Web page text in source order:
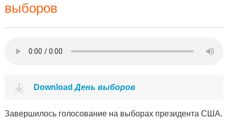
выборов
DownloadДень выборов
Завершилось голосование на выборах президента США.